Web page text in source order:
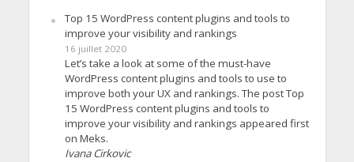
Top 15 WordPress content plugins and tools to
improve your visibility and rankings
16 juillet 2020
Let’s take a look at some of the must-have
WordPress content plugins and tools to use to
improve both your UX and rankings. The post Top
15 WordPress content plugins and tools to
improve your visibility and rankings appeared first
on Meks.
Ivana Cirkovic